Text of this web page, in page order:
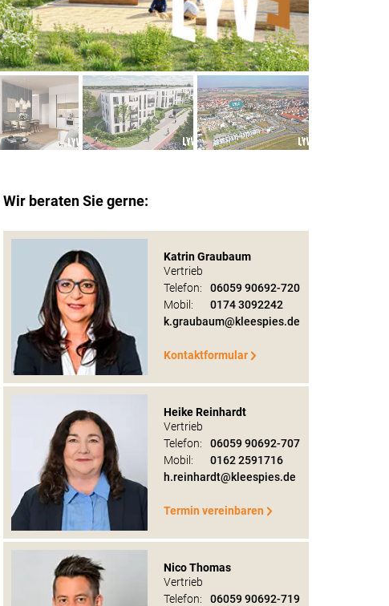
Wir beraten Sie gerne:
Katrin Graubaum
Vertrieb
Telefon:
06059 90692-720
Mobil:
0174 3092242
k.graubaum@kleespies.de
Kontaktformular
Heike Reinhardt
Vertrieb
Telefon:
06059 90692-707
Mobil:
0162 2591716
h.reinhardt@kleespies.de
Termin vereinbaren
Nico Thomas
Vertrieb
Telefon:
06059 90692-719